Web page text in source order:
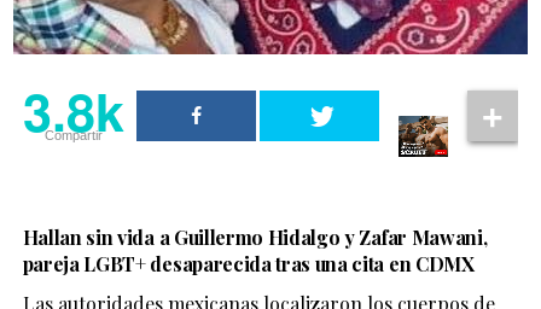
3.8k
Compartir
Hallan sin vida a Guillermo Hidalgo y Zafar Mawani,
pareja LGBT+ desaparecida tras una cita en CDMX
Las autoridades mexicanas localizaron los cuerpos de